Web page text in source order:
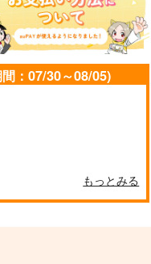
：07/30～08/05)
もっとみる